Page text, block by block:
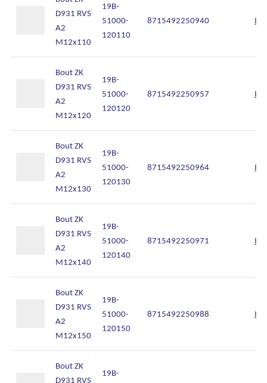
D931 RVS
A2
M12x110
19B-
51000-
120110
8715492250940
Bout ZK
D931 RVS
A2
M12x120
19B-
51000-
120120
8715492250957
Bout ZK
D931 RVS
A2
M12x130
19B-
51000-
120130
8715492250964
Bout ZK
D931 RVS
A2
M12x140
19B-
51000-
120140
8715492250971
Bout ZK
D931 RVS
A2
M12x150
19B-
51000-
120150
8715492250988
Bout ZK
D931 RVS
19B-